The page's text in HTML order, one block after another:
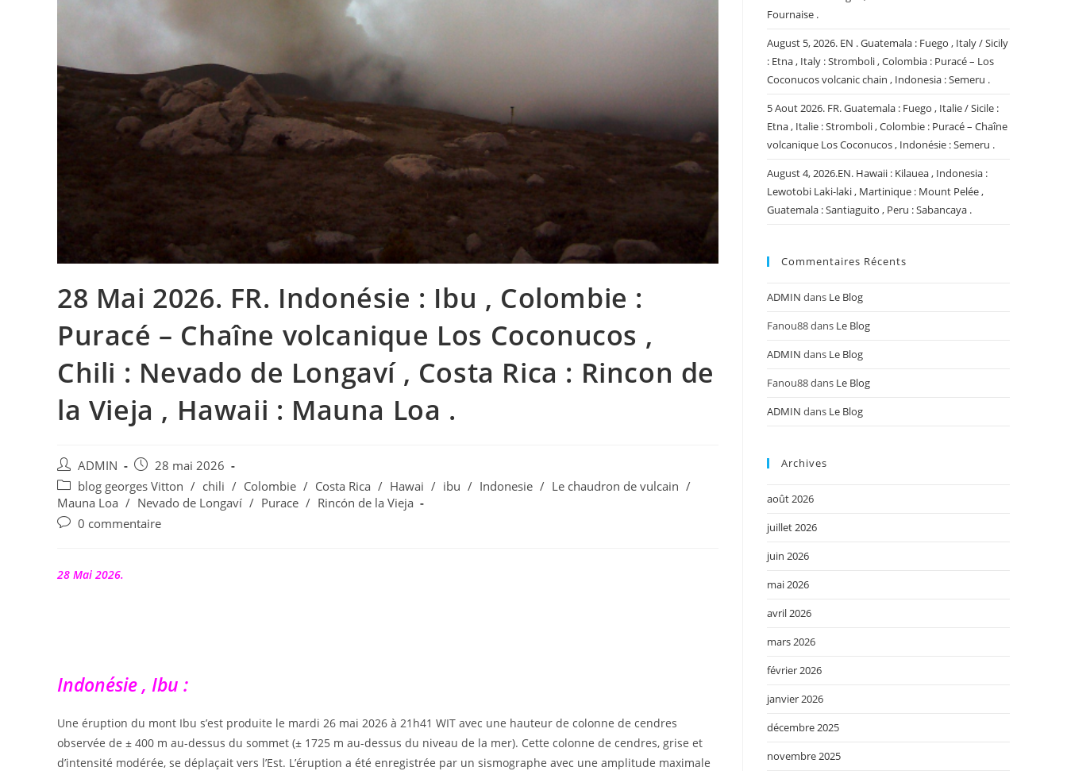
28 Mai 2026. FR. Indonésie : Ibu , Colombie :
Puracé – Chaîne volcanique Los Coconucos ,
Chili : Nevado de Longaví , Costa Rica : Rincon de
la Vieja , Hawaii : Mauna Loa .
Auteur/autrice
de
la
publication :
ADMIN
Publication
publiée :
28 mai 2026
Post
category:
blog georges Vitton / chili / Colombie / Costa Rica / Hawai / ibu / Indonesie / Le chaudron de vulcain /
Mauna Loa / Nevado de Longaví / Purace / Rincón de la Vieja
Commentaires
publication :
0 commentaire
28 Mai 2026.
Indonésie , Ibu :
Une éruption du mont Ibu s’est produite le mardi 26 mai 2026 à 21h41 WIT avec une hauteur de colonne de cendres
observée de ± 400 m au-dessus du sommet (± 1725 m au-dessus du niveau de la mer). Cette colonne de cendres, grise et
d’intensité modérée, se déplaçait vers l’Est. L’éruption a été enregistrée par un sismographe avec une amplitude maximale
Fournaise .
August 5, 2026. EN . Guatemala : Fuego , Italy / Sicily
: Etna , Italy : Stromboli , Colombia : Puracé – Los
Coconucos volcanic chain , Indonesia : Semeru .
5 Aout 2026. FR. Guatemala : Fuego , Italie / Sicile :
Etna , Italie : Stromboli , Colombie : Puracé – Chaîne
volcanique Los Coconucos , Indonésie : Semeru .
August 4, 2026.EN. Hawaii : Kilauea , Indonesia :
Lewotobi Laki-laki , Martinique : Mount Pelée ,
Guatemala : Santiaguito , Peru : Sabancaya .
Commentaires Récents
ADMIN dans Le Blog
Fanou88dans Le Blog
ADMIN dans Le Blog
Fanou88dans Le Blog
ADMIN dans Le Blog
Archives
août 2026
juillet 2026
juin 2026
mai 2026
avril 2026
mars 2026
février 2026
janvier 2026
décembre 2025
novembre 2025